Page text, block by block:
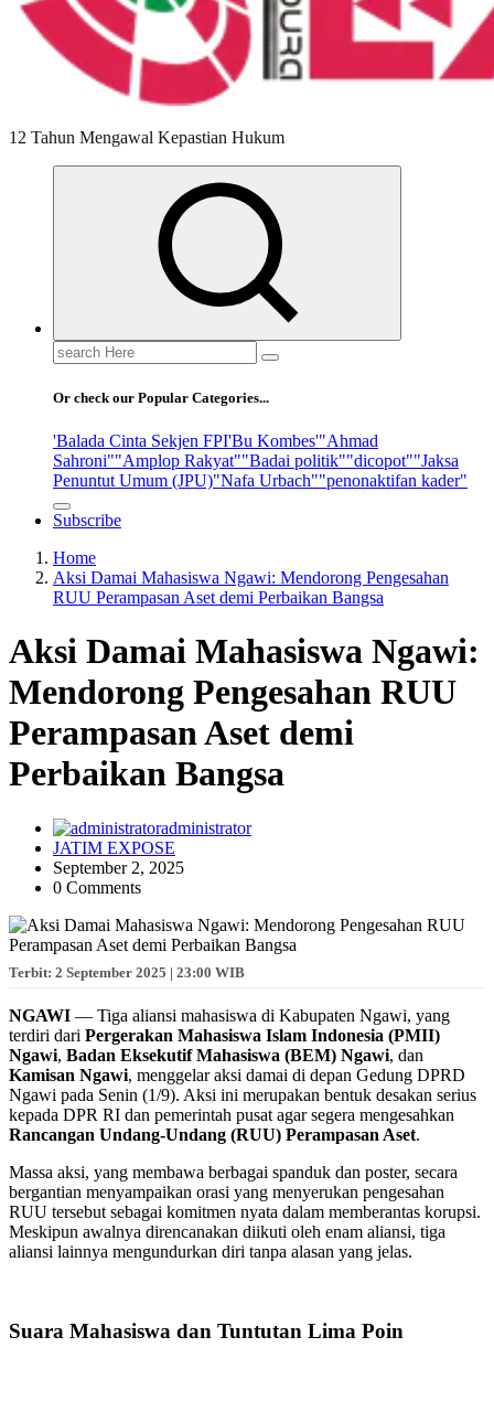
12 Tahun Mengawal Kepastian Hukum
Search
for:
Or check our Popular Categories...
'Balada Cinta Sekjen FPI'Bu Kombes'"Ahmad
Sahroni""Amplop Rakyat""Badai politik""dicopot""Jaksa
Penuntut Umum (JPU)"Nafa Urbach""penonaktifan kader"
Subscribe
Home
Aksi Damai Mahasiswa Ngawi: Mendorong Pengesahan
RUU Perampasan Aset demi Perbaikan Bangsa
Aksi Damai Mahasiswa Ngawi:
Mendorong Pengesahan RUU
Perampasan Aset demi
Perbaikan Bangsa
administrator
JATIM EXPOSE
September 2, 2025
0 Comments
Terbit: 2 September 2025 | 23:00 WIB
NGAWI — Tiga aliansi mahasiswa di Kabupaten Ngawi, yang
terdiri dari Pergerakan Mahasiswa Islam Indonesia (PMII)
Ngawi, Badan Eksekutif Mahasiswa (BEM) Ngawi, dan
Kamisan Ngawi, menggelar aksi damai di depan Gedung DPRD
Ngawi pada Senin (1/9). Aksi ini merupakan bentuk desakan serius
kepada DPR RI dan pemerintah pusat agar segera mengesahkan
Rancangan Undang-Undang (RUU) Perampasan Aset.
Massa aksi, yang membawa berbagai spanduk dan poster, secara
bergantian menyampaikan orasi yang menyerukan pengesahan
RUU tersebut sebagai komitmen nyata dalam memberantas korupsi.
Meskipun awalnya direncanakan diikuti oleh enam aliansi, tiga
aliansi lainnya mengundurkan diri tanpa alasan yang jelas.
Suara Mahasiswa dan Tuntutan Lima Poin